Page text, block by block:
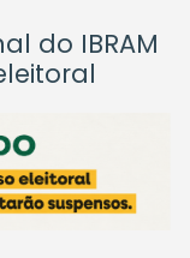
do IBRAM